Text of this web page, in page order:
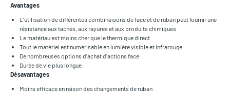
Avantages
L'utilisation de différentes combinaisons de face et de ruban peut fournir une
résistance aux taches, aux rayures et aux produits chimiques
Le matériau est moins cher que le thermique direct
Tout le matériel est numérisable en lumière visible et infrarouge
De nombreuses options d'achat d'actions face
Durée de vie plus longue
Désavantages
Moins efficace en raison des changements de ruban